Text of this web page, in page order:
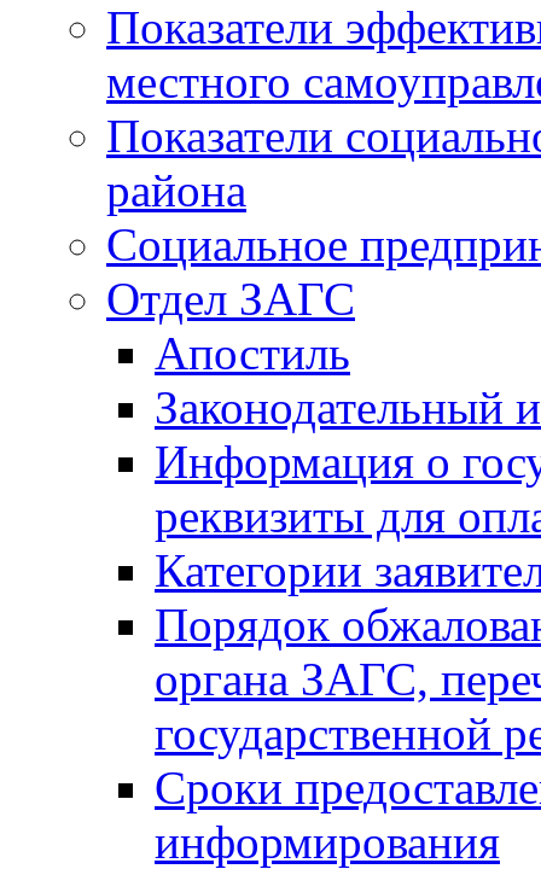
Показатели
местного
Показатели
района
Социальное
Отдел ЗАГС
Апостиль
Законодательный
Информация о
реквизиты для
Категории
Порядок
органа ЗАГС,
государственной
Сроки
информирования